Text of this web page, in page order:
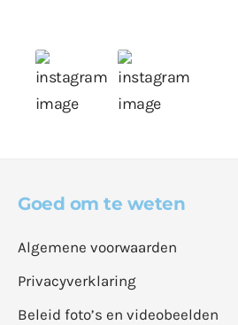
Goed om te weten
Algemene voorwaarden
Privacyverklaring
Beleid foto’s en videobeelden